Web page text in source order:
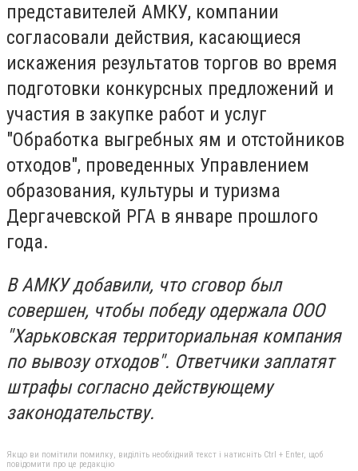
представителей АМКУ, компании
согласовали действия, касающиеся
искажения результатов торгов во время
подготовки конкурсных предложений и
участия в закупке работ и услуг
"Обработка выгребных ям и отстойников
отходов", проведенных Управлением
образования, культуры и туризма
Дергачевской РГА в январе прошлого
года.
В АМКУ добавили, что сговор был
совершен, чтобы победу одержала ООО
"Харьковская территориальная компания
по вывозу отходов". Ответчики заплатят
штрафы согласно действующему
законодательству.
Якщо ви помітили помилку, виділіть необхідний текст і натисніть Ctrl + Enter, щоб
повідомити про це редакцію